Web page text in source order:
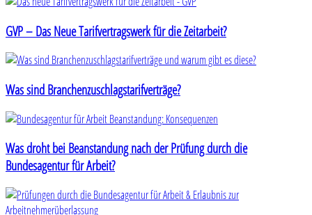
GVP – Das Neue Tarifvertragswerk für die Zeitarbeit?
Was sind Branchenzuschlagstarifverträge?
Was droht bei Beanstandung nach der Prüfung durch die
Bundesagentur für Arbeit?